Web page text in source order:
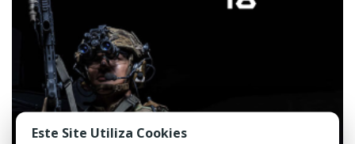
Este Site Utiliza Cookies